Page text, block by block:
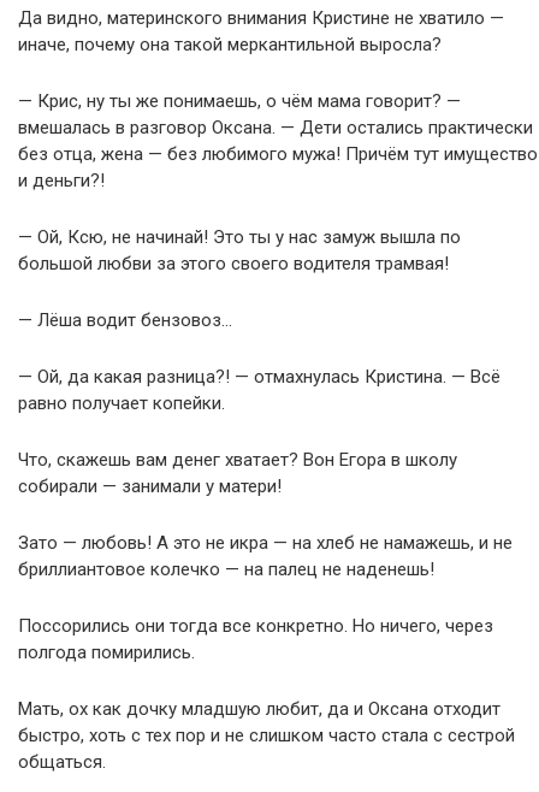
Да видно, материнского внимания Кристине не хватило —
иначе, почему она такой меркантильной выросла?
— Крис, ну ты же понимаешь, о чём мама говорит? —
вмешалась в разговор Оксана. — Дети остались практически
без отца, жена — без любимого мужа! Причём тут имущество
и деньги?!
— Ой, Ксю, не начинай! Это ты у нас замуж вышла по
большой любви за этого своего водителя трамвая!
— Лёша водит бензовоз…
— Ой, да какая разница?! — отмахнулась Кристина. — Всё
равно получает копейки.
Что, скажешь вам денег хватает? Вон Егора в школу
собирали — занимали у матери!
Зато — любовь! А это не икра — на хлеб не намажешь, и не
бриллиантовое колечко — на палец не наденешь!
Поссорились они тогда все конкретно. Но ничего, через
полгода помирились.
Мать, ох как дочку младшую любит, да и Оксана отходит
быстро, хоть с тех пор и не слишком часто стала с сестрой
общаться.